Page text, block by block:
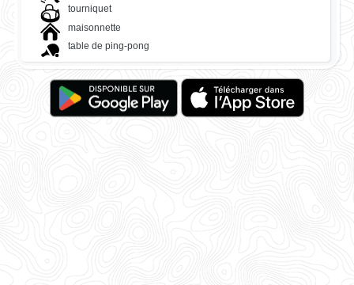
tourniquet
maisonnette
table de ping-pong